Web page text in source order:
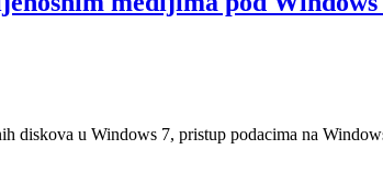
u Windows 7, pristup podacima na